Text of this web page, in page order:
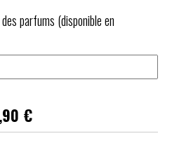
parfums (disponible en
€